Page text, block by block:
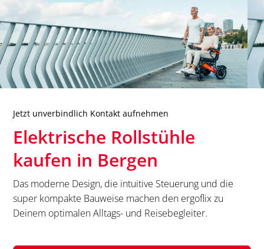
Jetzt unverbindlich Kontakt aufnehmen
Elektrische Rollstühle
kaufen in Bergen
Das moderne Design, die intuitive Steuerung und die
super kompakte Bauweise machen den ergoflix zu
Deinem optimalen Alltags- und Reisebegleiter.